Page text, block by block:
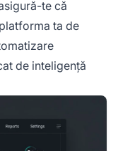
te că
ta de
de inteligență